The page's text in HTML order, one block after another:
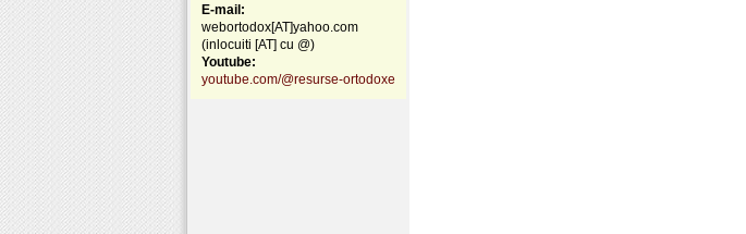
E-mail:
webortodox[AT]yahoo.com
(inlocuiti [AT] cu @)
Youtube:
youtube.com/@resurse-ortodoxe